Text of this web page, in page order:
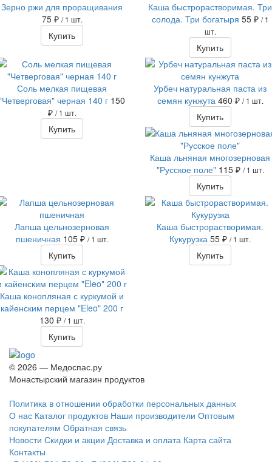
Зерно ржи для проращивания
75 ₽ / 1 шт.
Купить
Каша быстрорастворимая. Три
солода. Три богатыря 55 ₽ / 1
шт.
Купить
Соль мелкая пищевая
черная 140 г 150
₽ / 1 шт.
Купить
Урбеч натуральная паста из
семян кунжута 460 ₽ / 1 шт.
Купить
Каша льняная многозерновая
"Русское поле" 115 ₽ / 1 шт.
Купить
Лапша цельнозерновая
пшеничная 105 ₽ / 1 шт.
Купить
Каша быстрорастворимая.
Кукурузка 55 ₽ / 1 шт.
Купить
Каша конопляная с куркумой и
кайенским перцем "Eleo" 200 г
130 ₽ / 1 шт.
Купить
© 2026 — Медоспас.ру
Монастырский магазин продуктов
Политика в отношении обработки персональных данных
О нас Каталог продуктов Наши производители Оптовым
покупателям Обратная связь
Новости Скидки и акции Доставка и оплата Карта сайта
Контакты